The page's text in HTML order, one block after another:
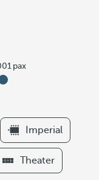
Imperial
Theater